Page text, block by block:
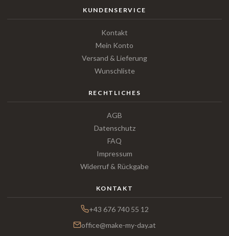
KUNDENSERVICE
Kontakt
Mein Konto
Versand & Lieferung
Wunschliste
RECHTLICHES
AGB
Datenschutz
FAQ
Impressum
Widerruf & Rückgabe
KONTAKT
+43 676 740 55 12
office@make-my-day.at